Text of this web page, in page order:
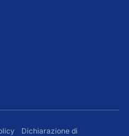
Dichiarazione di